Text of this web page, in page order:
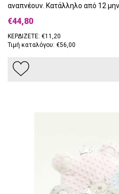
αναπνέουν. Κατάλληλο από 12
€44,80
ΚΕΡΔΙΖΕΤΕ: €11,20
Τιμή καταλόγου: €56,00